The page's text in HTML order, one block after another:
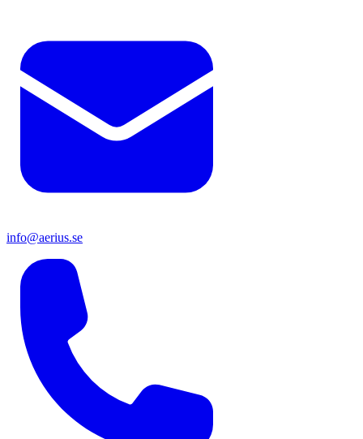
info@aerius.se